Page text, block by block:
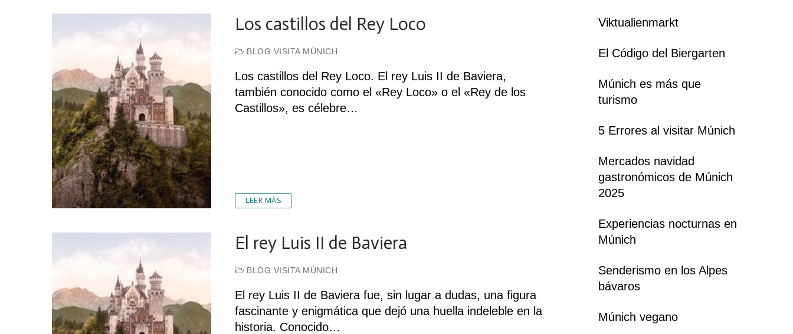
Los castillos del Rey Loco
BLOG VISITA MÚNICH
Los castillos del Rey Loco. El rey Luis II de Baviera,
también conocido como el «Rey Loco» o el «Rey de los
Castillos», es célebre…
LEER MÁS
El rey Luis II de Baviera
BLOG VISITA MÚNICH
El rey Luis II de Baviera fue, sin lugar a dudas, una figura
fascinante y enigmática que dejó una huella indeleble en la
historia. Conocido…
Viktualienmarkt
El Código del Biergarten
Múnich es más que
turismo
5 Errores al visitar Múnich
Mercados navidad
gastronómicos de Múnich
2025
Experiencias nocturnas en
Múnich
Senderismo en los Alpes
bávaros
Múnich vegano